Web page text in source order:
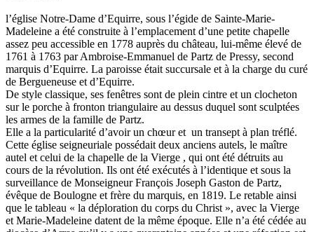
l’église Notre-Dame d’Equirre, sous l’égide de Sainte-Marie-
Madeleine a été construite à l’emplacement d’une petite chapelle
assez peu accessible en 1778 auprès du château, lui-même élevé de
1761 à 1763 par Ambroise-Emmanuel de Partz de Pressy, second
marquis d’Equirre. La paroisse était succursale et à la charge du curé
de Bergueneuse et d’Equirre.
De style classique, ses fenêtres sont de plein cintre et un clocheton
sur le porche à fronton triangulaire au dessus duquel sont sculptées
les armes de la famille de Partz.
Elle a la particularité d’avoir un chœur et un transept à plan tréflé.
Cette église seigneuriale possédait deux anciens autels, le maître
autel et celui de la chapelle de la Vierge , qui ont été détruits au
cours de la révolution. Ils ont été exécutés à l’identique et sous la
surveillance de Monseigneur François Joseph Gaston de Partz,
évêque de Boulogne et frère du marquis, en 1819. Le retable ainsi
que le tableau « la déploration du corps du Christ », avec la Vierge
et Marie-Madeleine datent de la même époque. Elle n’a été cédée au